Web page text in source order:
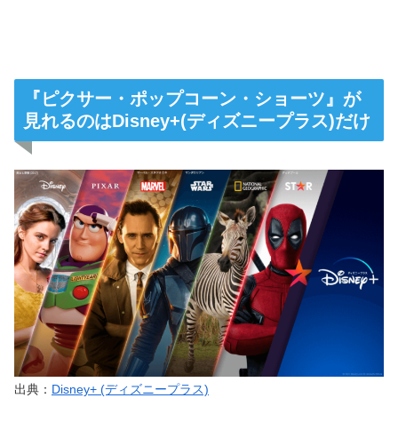
『ピクサー・ポップコーン・ショーツ』が
見れるのはDisney+(ディズニープラス)だけ
出典： Disney+ (ディズニープラス)